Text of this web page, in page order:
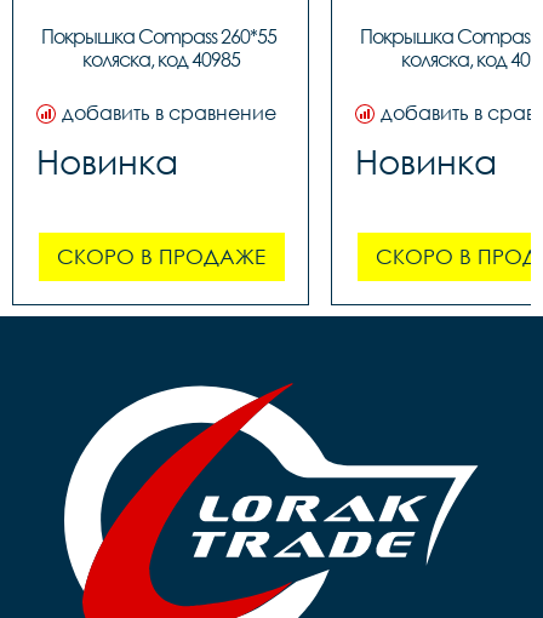
Покрышка Compass 260*55
коляска, код 40985
добавить в сравнение
Новинка
СКОРО В ПРОДАЖЕ
Покрышка Compass
коляска, код
добавить в
Новинка
СКОРО В